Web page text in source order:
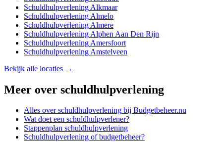
Schuldhulpverlening Alkmaar
Schuldhulpverlening Almelo
Schuldhulpverlening Almere
Schuldhulpverlening Alphen Aan Den Rijn
Schuldhulpverlening Amersfoort
Schuldhulpverlening Amstelveen
Bekijk alle locaties →
Meer over schuldhulpverlening
Alles overschuldhulpverlening bij Budgetbeheer.nu
Wat doet een schuldhulpverlener?
Stappenplan schuldhulpverlening
Schuldhulpverlening of budgetbeheer?